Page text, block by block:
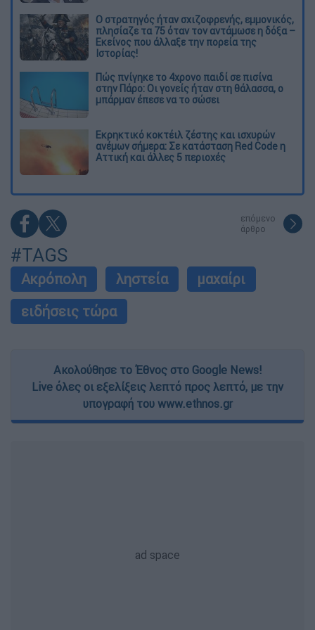
O στρατηγός ήταν σχιζοφρενής, εμμονικός,
πλησίαζε τα 75 όταν τον αντάμωσε η δόξα –
Εκείνος που άλλαξε την πορεία της
Ιστορίας!
Πώς πνίγηκε το 4χρονο παιδί σε πισίνα
στην Πάρο: Οι γονείς ήταν στη θάλασσα, ο
μπάρμαν έπεσε να το σώσει
Εκρηκτικό κοκτέιλ ζέστης και ισχυρών
ανέμων σήμερα: Σε κατάσταση Red Code η
Αττική και άλλες 5 περιοχές
επόμενο
άρθρο
#TAGS
Ακρόπολη ληστεία
μαχαίρι
ειδήσεις τώρα
Ακολούθησε το Έθνος στο Google News!
Live όλες οι εξελίξεις λεπτό προς λεπτό, με την
υπογραφή του www.ethnos.gr